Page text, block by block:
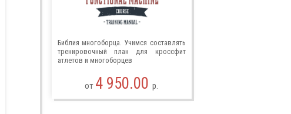
Библия многоборца. Учимся составлять
тренировочный план для кроссфит
атлетов и многоборцев
от 4 950.00р.